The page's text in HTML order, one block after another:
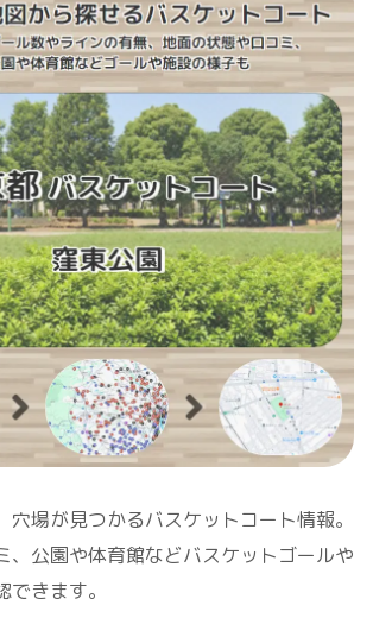
穴場が見つかるバスケットコート情報。
、公園や体育館などバスケットゴールや
きます。